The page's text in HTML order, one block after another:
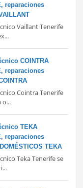
reparaciones
Vaillant Tenerife
COINTRA
reparaciones
Cointra Tenerife
o...
TEKA
reparaciones
TEKA
Teka Tenerife se